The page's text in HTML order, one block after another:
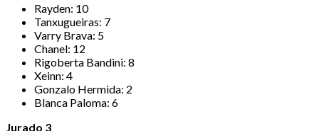
Rayden: 10
Tanxugueiras: 7
Varry Brava: 5
Chanel: 12
Rigoberta Bandini: 8
Xeinn: 4
Gonzalo Hermida: 2
Blanca Paloma: 6
Jurado 3